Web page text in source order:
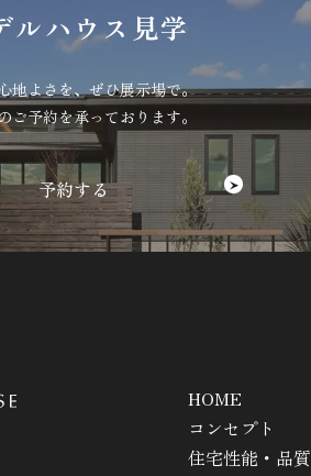
ルハウス見学
地よさを、ぜひ展示場で。
ご予約を承っております。
HOME
コンセプト
住宅性能・品質